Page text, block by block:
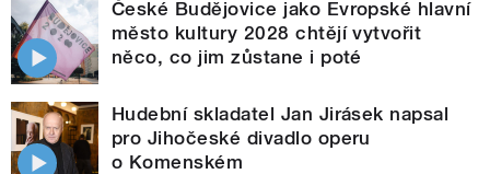
České Budějovice jako Evropské hlavní
město kultury 2028 chtějí vytvořit
něco, co jim zůstane i poté
Hudební skladatel Jan Jirásek napsal
pro Jihočeské divadlo operu
o Komenském